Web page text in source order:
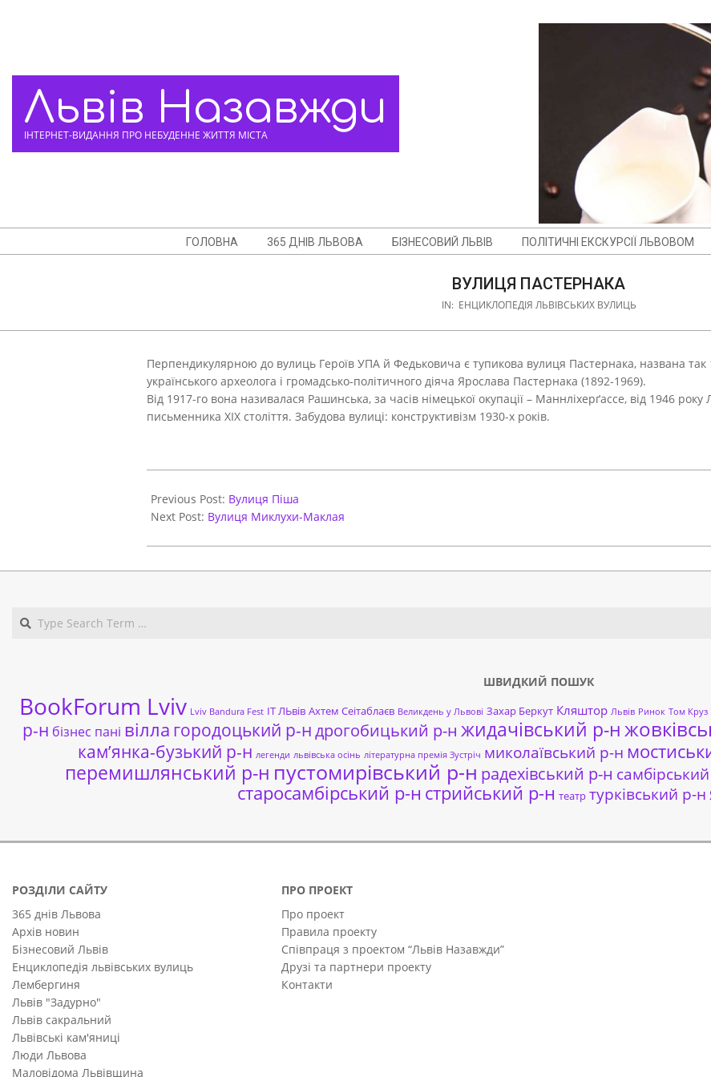
Львів Назавжди
ІНТЕРНЕТ-ВИДАННЯ ПРО НЕБУДЕННЕ ЖИТТЯ МІСТА
Menu
ГОЛОВНА 365 ДНІВ ЛЬВОВА БІЗНЕСОВИЙ ЛЬВІВ ПОЛІТИЧНІ ЕКСКУРСІЇ ЛЬВОВОМ
ВУЛИЦЯ ПАСТЕРНАКА
IN: ЕНЦИКЛОПЕДІЯ ЛЬВІВСЬКИХ ВУЛИЦЬ
Перпендикулярною до вулиць Героїв УПА й Федьковича є тупикова вулиця Пастернака, названа так
українського археолога і громадсько-політичного діяча Ярослава Пастернака (1892-1969).
Від 1917-го вона називалася Рашинська, за часів німецької окупації – Маннліхерґассе, від 1946 року
письменника ХІХ століття. Забудова вулиці: конструктивізм 1930-х років.
05-
31
Previous Post: Вулиця Піша
Next Post: Вулиця Миклухи-Маклая
ШВИДКИЙ ПОШУК
BookForum Lviv Lviv Bandura Fest ІТ ЛЬвів Ахтем Сеітаблаєв Великдень у Львові Захар Беркут Кляштор Львів Ринок Том Круз
р-н бізнес пані вілла городоцький р-ндрогобицький р-н жидачівський р-н
кам’янка-бузький р-н легенди львівська осінь літературна премія Зустріч миколаївський р-н
перемишлянський р-н пустомирівський р-н радехівський р-н
старосамбірський р-н стрийський р-н театр турківський р-н
РОЗДІЛИ САЙТУ
365 днів Львова
Архів новин
Бізнесовий Львів
Енциклопедія львівських вулиць
Лембергиня
Львів "Задурно"
Львів сакральний
Львівські кам'яниці
Люди Львова
Маловідома Львівщина
ПРО ПРОЕКТ
Про проект
Правила проекту
Співпраця з проектом “Львів Назавжди”
Друзі та партнери проекту
Контакти